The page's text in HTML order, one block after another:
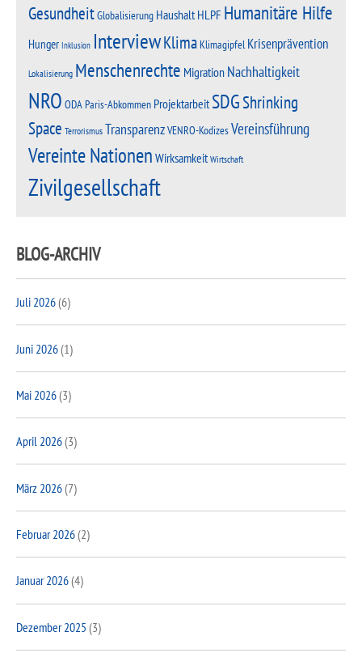
GesundheitGlobalisierung HaushaltHLPF Humanitäre Hilfe
Hunger Inklusion InterviewKlimaKlimagipfel Krisenprävention
Lokalisierung Menschenrechte Migration Nachhaltigkeit
NRO ODAParis-Abkommen ProjektarbeitSDGShrinking
Space TerrorismusTransparenzVENRO-KodizesVereinsführung
Vereinte Nationen Wirksamkeit Wirtschaft
Zivilgesellschaft
BLOG-ARCHIV
Juli 2026(6)
Juni 2026(1)
Mai 2026(3)
April 2026(3)
März 2026(7)
Februar 2026(2)
Januar 2026(4)
Dezember 2025 (3)